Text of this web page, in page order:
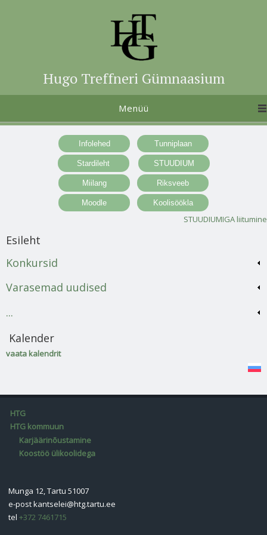
Hugo Treffneri Gümnaasium
Menüü
STUUDIUMIGA liitumine
Esileht
Konkursid
Varasemad uudised
...
Kalender
vaata kalendrit
HTG
HTG kommuun
Karjäärinõustamine
Koostöö ülikoolidega
Munga 12, Tartu 51007
e-postkantselei@htg.tartu.ee
tel+372 7461715